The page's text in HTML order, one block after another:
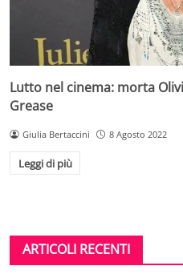
Lutto nel cinema: morta
Grease
Giulia Bertaccini 8 Agosto 2022
Leggi di più
ARTICOLI RECENTI